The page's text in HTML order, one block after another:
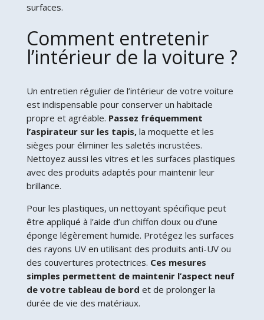
surfaces.
Comment entretenir
l’intérieur de la voiture ?
Un entretien régulier de l’intérieur de votre voiture
est indispensable pour conserver un habitacle
propre et agréable. Passez fréquemment
l’aspirateur sur les tapis,la moquette et les
sièges pour éliminer les saletés incrustées.
Nettoyez aussi les vitres et les surfaces plastiques
avec des produits adaptés pour maintenir leur
brillance.
Pour les plastiques, un nettoyant spécifique peut
être appliqué à l’aide d’un chiffon doux ou d’une
éponge légèrement humide. Protégez les surfaces
des rayons UV en utilisant des produits anti-UV ou
des couvertures protectrices. Ces mesures
simples permettent de maintenir l’aspect neuf
de votre tableau de bord et de prolonger la
durée de vie des matériaux.